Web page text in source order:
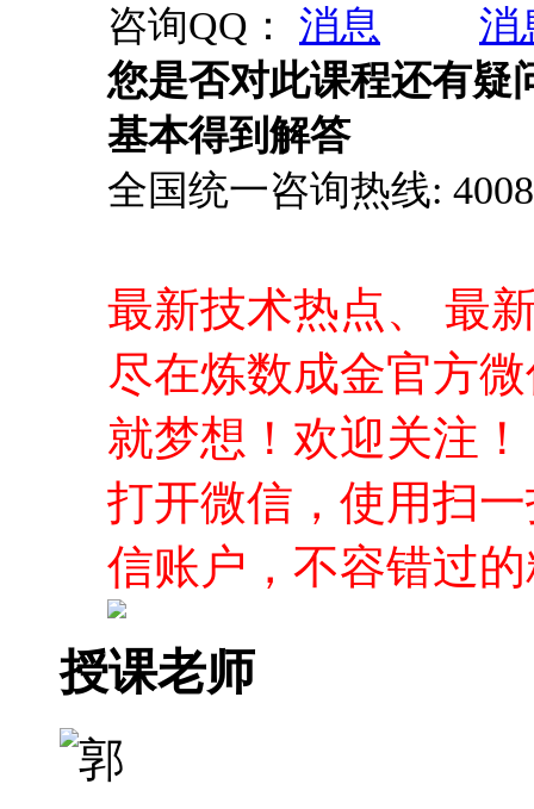
咨询QQ：
您是否对此课程还有疑
基本得到解答
全国统一咨询热线:
最新技术热点、 最
尽在炼数成金官方
就梦想！欢迎关注！
打开微信，使用扫
信账户，不容错过
授课老师